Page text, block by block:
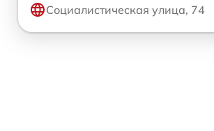
Социалистическая улица, 74